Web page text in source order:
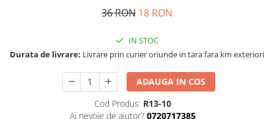
36 RON 18 RON
IN STOC
Durata de livrare: Livrare prin curier oriunde in tara fara km exteriori
ADAUGA IN COS
Cod Produs: R13-10
Ai nevoie de ajutor? 0720717385